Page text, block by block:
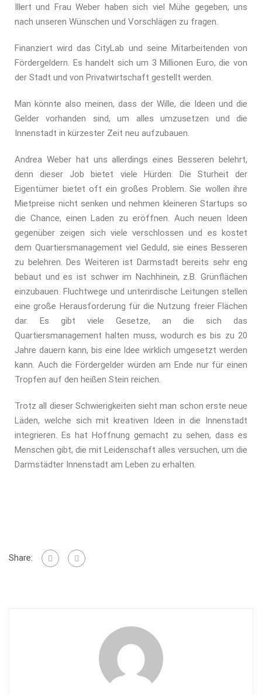
Illert und Frau Weber haben sich viel Mühe gegeben, uns
nach unseren Wünschen und Vorschlägen zu fragen.
Finanziert wird das CityLab und seine Mitarbeitenden von
Fördergeldern. Es handelt sich um 3 Millionen Euro, die von
der Stadt und von Privatwirtschaft gestellt werden.
Man könnte also meinen, dass der Wille, die Ideen und die
Gelder vorhanden sind, um alles umzusetzen und die
Innenstadt in kürzester Zeit neu aufzubauen.
Andrea Weber hat uns allerdings eines Besseren belehrt,
denn dieser Job bietet viele Hürden. Die Sturheit der
Eigentümer bietet oft ein großes Problem. Sie wollen ihre
Mietpreise nicht senken und nehmen kleineren Startups so
die Chance, einen Laden zu eröffnen. Auch neuen Ideen
gegenüber zeigen sich viele verschlossen und es kostet
dem Quartiersmanagement viel Geduld, sie eines Besseren
zu belehren. Des Weiteren ist Darmstadt bereits sehr eng
bebaut und es ist schwer im Nachhinein, z.B. Grünflächen
einzubauen. Fluchtwege und unterirdische Leitungen stellen
eine große Herausforderung für die Nutzung freier Flächen
dar. Es gibt viele Gesetze, an die sich das
Quartiersmanagement halten muss, wodurch es bis zu 20
Jahre dauern kann, bis eine Idee wirklich umgesetzt werden
kann. Auch die Fördergelder würden am Ende nur für einen
Tropfen auf den heißen Stein reichen.
Trotz all dieser Schwierigkeiten sieht man schon erste neue
Läden, welche sich mit kreativen Ideen in die Innenstadt
integrieren. Es hat Hoffnung gemacht zu sehen, dass es
Menschen gibt, die mit Leidenschaft alles versuchen, um die
Darmstädter Innenstadt am Leben zu erhalten.
Share: